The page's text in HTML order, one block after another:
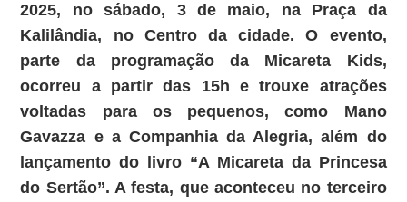
2025, no sábado, 3 de maio, na Praça da
Kalilândia, no Centro da cidade. O evento,
parte da programação da Micareta Kids,
ocorreu a partir das 15h e trouxe atrações
voltadas para os pequenos, como Mano
Gavazza e a Companhia da Alegria, além do
lançamento do livro “A Micareta da Princesa
do Sertão”. A festa, que aconteceu no terceiro